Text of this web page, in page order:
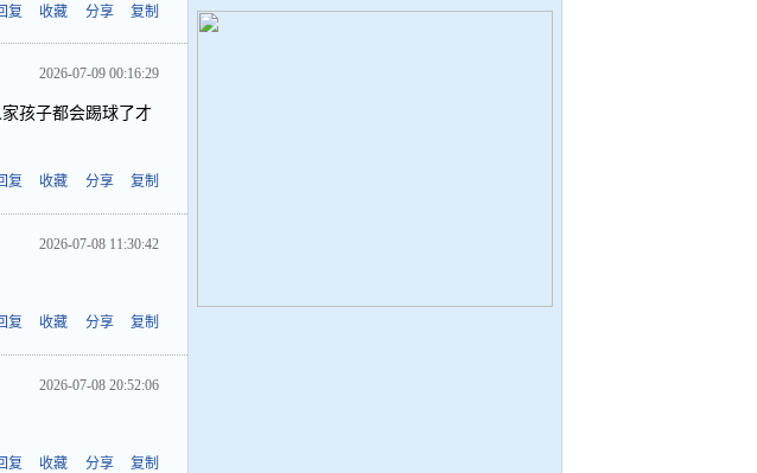
复 收藏 分享 复制
2026-07-09 00:16:29
孩子都会踢球了才
复 收藏 分享 复制
2026-07-08 11:30:42
复 收藏 分享 复制
2026-07-08 20:52:06
复 收藏 分享 复制